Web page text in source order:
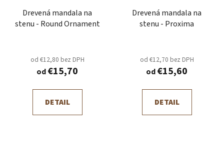
Drevená mandala na
stenu - Round Ornament
od €12,80 bez DPH
od€15,70
DETAIL
Drevená mandala na
stenu - Proxima
od €12,70 bez DPH
od€15,60
DETAIL